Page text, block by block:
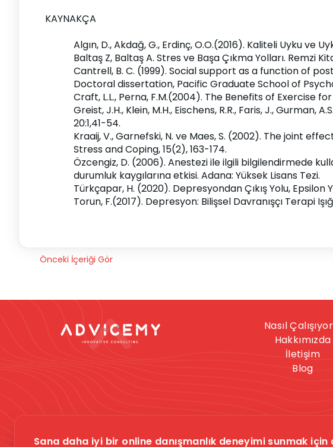
KAYNAKÇA
Algın, D., Akdağ, G., Erdinç, O.O.(2016). Kaliteli Uyku ve
Baltaş Z, Baltaş A. Stres ve Başa Çıkma Yolları. Remzi
Cantrell, B. C. (1999). Social support as a function of
Doctoral dissertation, Pacific Graduate School of
Craft, L.L., Perna, F.M.(2004). The Benefits of Exercise
Greist, J.H., Klein, M.H., Eischens, R.R., Faris, J.,
20:1,41-54.
Kraaij, V., Garnefski, N. ve Maes, S. (2002). The joint
Stress and Coping, 15(2), 163-174.
Özcengiz, D. (2006). Anestezi ile ilgili bilgilendirmede
durumluk kaygılarına etkisi. Adana: Yüksek Lisans Tezi.
Türkçapar, H. (2020). Depresyondan Çıkış Yolu, Epsilon
Torun, F.(2017). Depresyon: Bilişsel Davranışçı Terapi
Önceki İçeriği Gör
Sana daha iyi bir online danışmanlık deneyimi sunmak
Nasıl
Hakkımızda
İletişim
Blog
Dikkat -Online danışmanlık